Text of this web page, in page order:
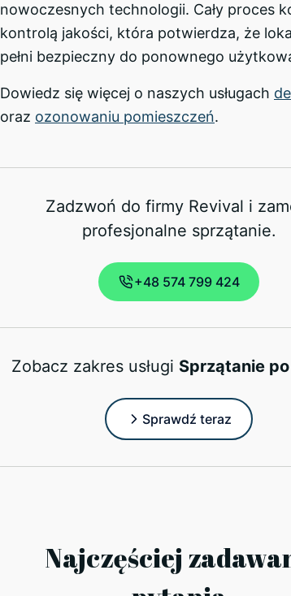
nowoczesnych technologii. Cały proces
kontrolą jakości, która potwierdza, że
pełni bezpieczny do ponownego
Dowiedz się więcej o naszych usługach
oraz ozonowaniu pomieszczeń.
Zadzwoń do firmy Revival i
profesjonalne sprzątanie.
+48 574 799 424
Zobacz zakres usługi Sprzątanie
Sprawdź teraz
Najczęściej